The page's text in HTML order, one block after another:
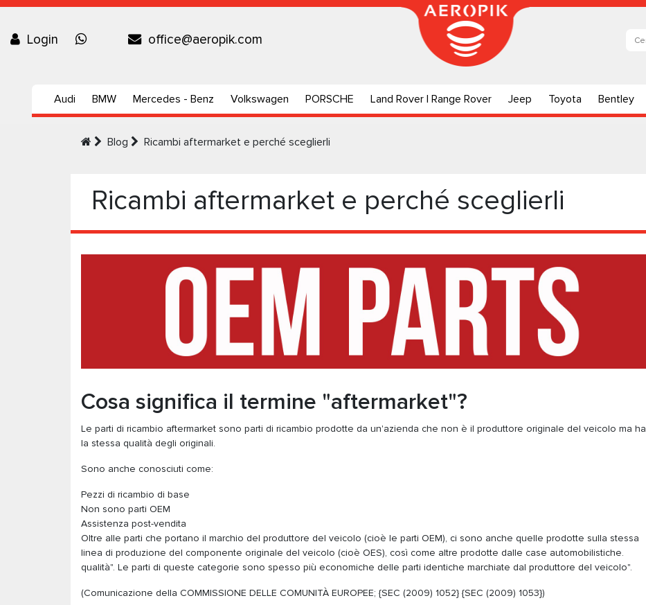
Login office@aeropik.com
Audi BMW Mercedes - Benz Volkswagen PORSCHE Land Rover | Range Rover Jeep Toyota Bentley
Blog Ricambi aftermarket e perché sceglierli
Ricambi aftermarket e perché sceglierli
Cosa significa il termine "aftermarket"?
Le parti di ricambio aftermarket sono parti di ricambio prodotte da un'azienda che non è il produttore originale del veicolo ma ha
la stessa qualità degli originali.
Sono anche conosciuti come:
Pezzi di ricambio di base
Non sono parti OEM
Assistenza post-vendita
Oltre alle parti che portano il marchio del produttore del veicolo (cioè le parti OEM), ci sono anche quelle prodotte sulla stessa
linea di produzione del componente originale del veicolo (cioè OES), così come altre prodotte dalle case automobilistiche.
qualità". Le parti di queste categorie sono spesso più economiche delle parti identiche marchiate dal produttore del veicolo".
(Comunicazione della COMMISSIONE DELLE COMUNITÀ EUROPEE; {SEC (2009) 1052} {SEC (2009) 1053})